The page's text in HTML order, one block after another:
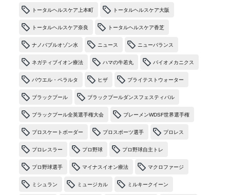
トータルヘルスケア上本町 トータルヘルスケア大阪
トータルヘルスケア奈良 トータルヘルスケア香芝
ナノバブルオゾン水 ニュース ニューバランス
ネガティブイオン療法 ハマの牛若丸 バイオメカニクス
パウエル・ペラルタ ヒザ ブライテストウォーター
ブラックプール ブラックプールダンスフェスティバル
ブラックプール全英選手権大会 ブレーメンWDSF世界選手権
プロスケートボーダー プロスポーツ選手 プロレス
プロレスラー プロ野球 プロ野球自主トレ
プロ野球選手 マイナスイオン療法 マクロファージ
ミシュラン ミュージカル ミルキークイーン